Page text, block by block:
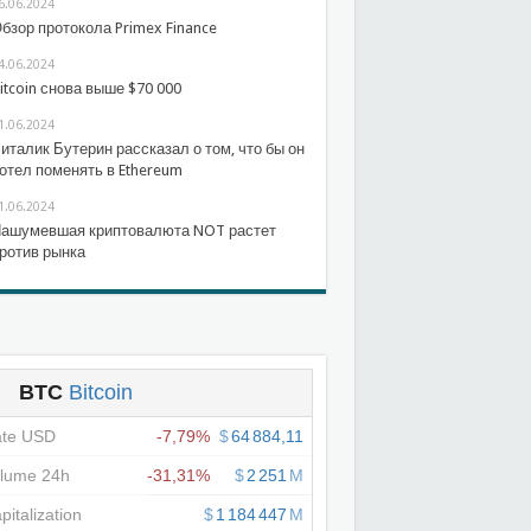
протокола Primex Finance
снова выше $70 000
Бутерин рассказал о том, что бы он
поменять в Ethereum
криптовалюта NOT растет
рынка